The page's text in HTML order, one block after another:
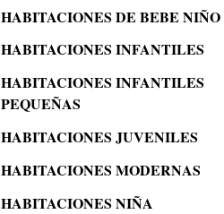
HABITACIONES DE BEBE NIÑO
HABITACIONES INFANTILES
HABITACIONES INFANTILES
PEQUEÑAS
HABITACIONES JUVENILES
HABITACIONES MODERNAS
HABITACIONES NIÑA